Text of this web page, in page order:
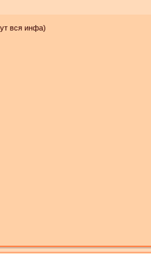
вся инфа)